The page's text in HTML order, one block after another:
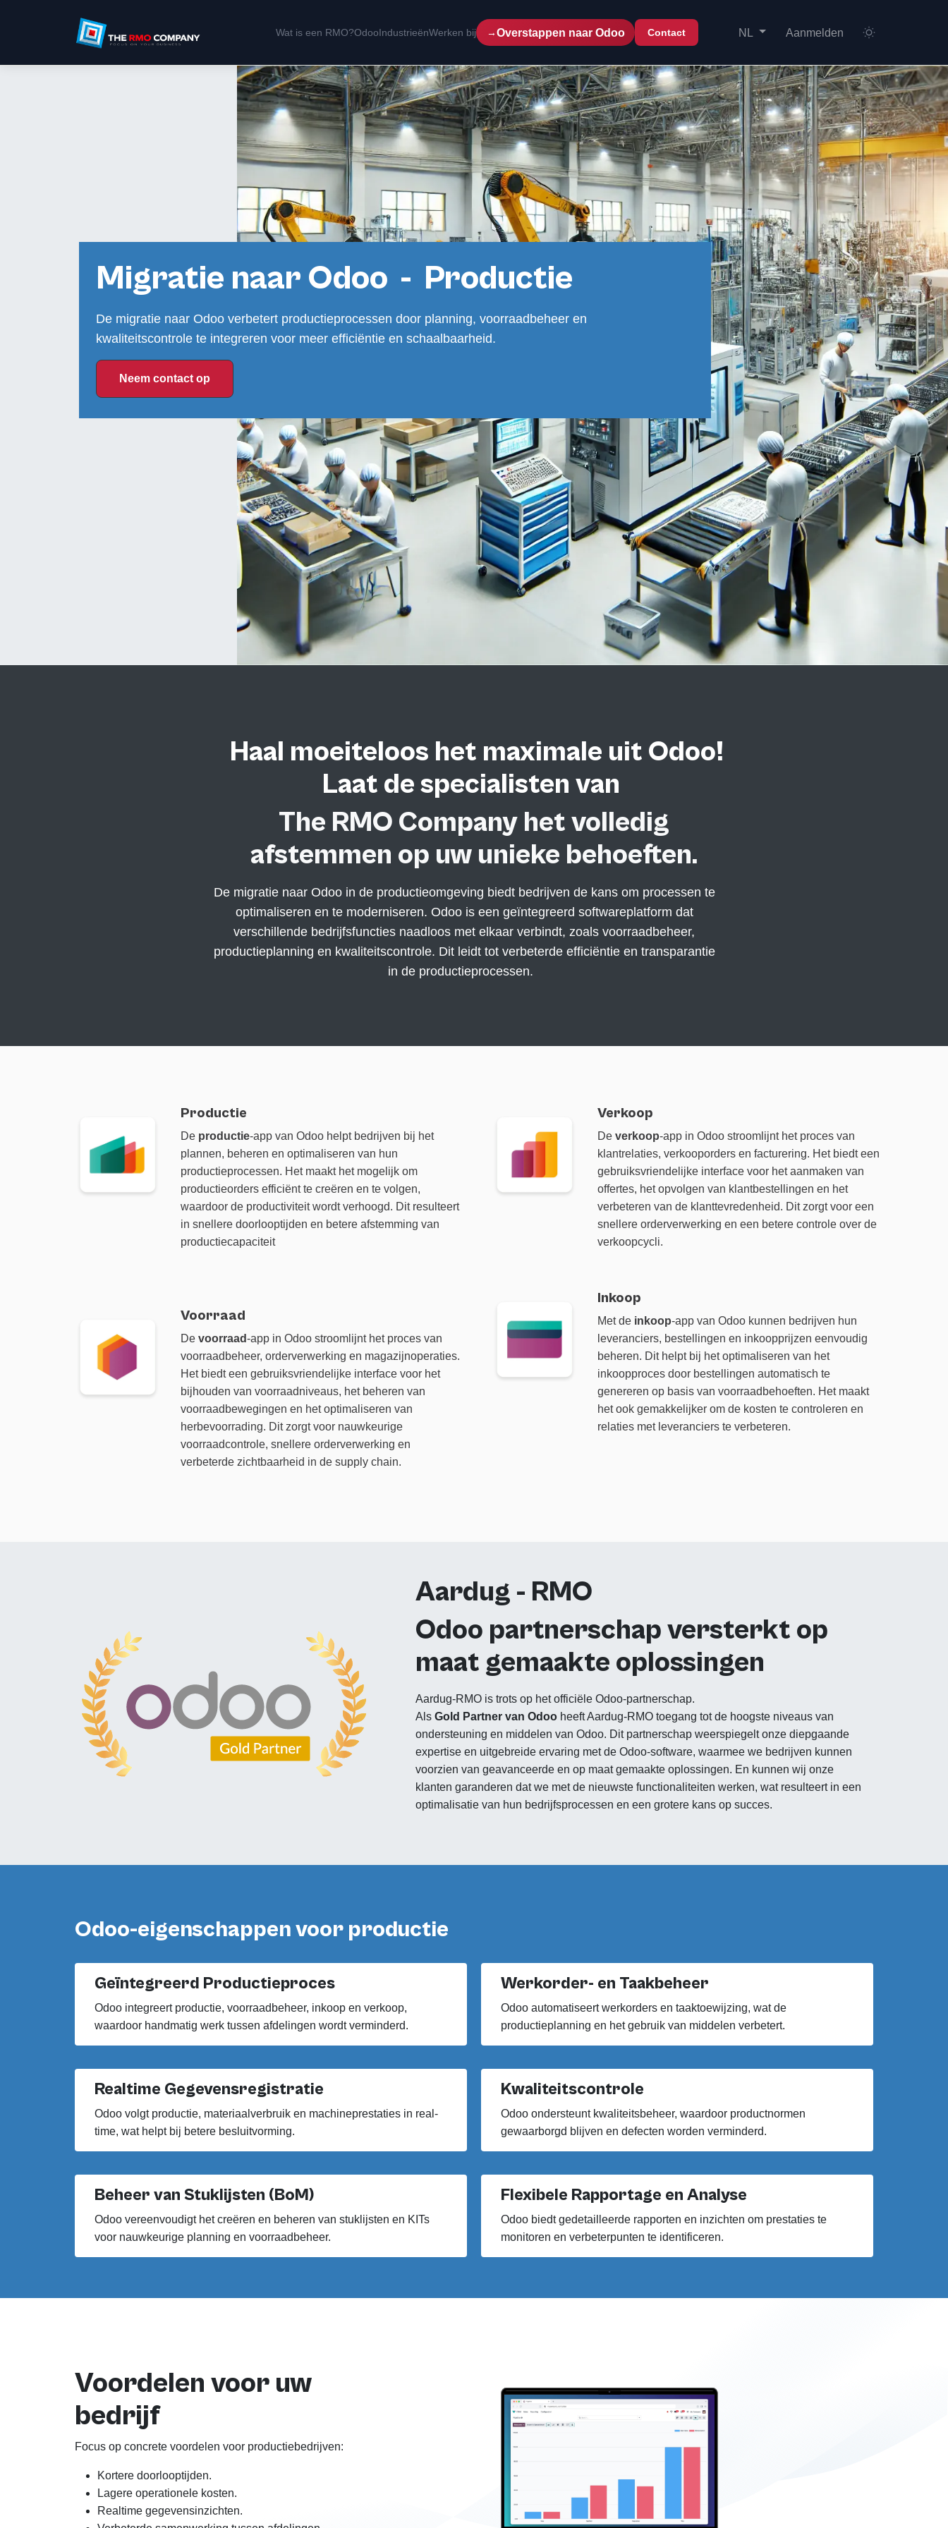
Wat is een RMO?OdooIndustrieënWerken bij Overstappen naar Odoo Contact NL Aanmelden
Migratie naar Odoo - Productie
De migratie naar Odoo verbetert productieprocessen door planning, voorraadbeheer en
kwaliteitscontrole te integreren voor meer efficiëntie en schaalbaarheid.
Neem contact op
Haal moeiteloos het maximale uit Odoo!
Laat de specialisten van
The RMO Company het volledig
afstemmen op uw unieke behoeften.
De migratie naar Odoo in de productieomgeving biedt bedrijven de kans om processen te
optimaliseren en te moderniseren. Odoo is een geïntegreerd softwareplatform dat
verschillende bedrijfsfuncties naadloos met elkaar verbindt, zoals voorraadbeheer,
productieplanning en kwaliteitscontrole. Dit leidt tot verbeterde efficiëntie en transparantie
in de productieprocessen.
Productie
De productie-app van Odoo helpt bedrijven bij het
plannen, beheren en optimaliseren van hun
productieprocessen. Het maakt het mogelijk om
productieorders efficiënt te creëren en te volgen,
waardoor de productiviteit wordt verhoogd. Dit resulteert
in snellere doorlooptijden en betere afstemming van
productiecapaciteit
Voorraad
Devoorraad-app in Odoo stroomlijnt het proces van
voorraadbeheer, orderverwerking en magazijnoperaties.
Het biedt een gebruiksvriendelijke interface voor het
bijhouden van voorraadniveaus, het beheren van
voorraadbewegingen en het optimaliseren van
herbevoorrading. Dit zorgt voor nauwkeurige
voorraadcontrole, snellere orderverwerking en
verbeterde zichtbaarheid in de supply chain.
Verkoop
Deverkoop-app in Odoo stroomlijnt het proces van
klantrelaties, verkooporders en facturering. Het biedt een
gebruiksvriendelijke interface voor het aanmaken van
offertes, het opvolgen van klantbestellingen en het
verbeteren van de klanttevredenheid. Dit zorgt voor een
snellere orderverwerking en een betere controle over de
verkoopcycli.
Inkoop
Met de inkoop-app van Odoo kunnen bedrijven hun
leveranciers, bestellingen en inkoopprijzen eenvoudig
beheren. Dit helpt bij het optimaliseren van het
inkoopproces door bestellingen automatisch te
genereren op basis van voorraadbehoeften. Het maakt
het ook gemakkelijker om de kosten te controleren en
relaties met leveranciers te verbeteren.
Aardug - RMO
Odoo partnerschap versterkt op
maat gemaakte oplossingen
Aardug-RMO is trots op het officiële Odoo-partnerschap.
Als Gold Partner van Odoo heeft Aardug-RMO toegang tot de hoogste niveaus van
ondersteuning en middelen van Odoo. Dit partnerschap weerspiegelt onze diepgaande
expertise en uitgebreide ervaring met de Odoo-software, waarmee we bedrijven kunnen
voorzien van geavanceerde en op maat gemaakte oplossingen. En kunnen wij onze
klanten garanderen dat we met de nieuwste functionaliteiten werken, wat resulteert in een
optimalisatie van hun bedrijfsprocessen en een grotere kans op succes.
Odoo-eigenschappen voor productie
Geïntegreerd Productieproces
Odoo integreert productie, voorraadbeheer, inkoop en verkoop,
waardoor handmatig werk tussen afdelingen wordt verminderd.
Werkorder- en Taakbeheer
Odoo automatiseert werkorders en taaktoewijzing, wat de
productieplanning en het gebruik van middelen verbetert.
Kwaliteitscontrole
Odoo ondersteunt kwaliteitsbeheer, waardoor productnormen
gewaarborgd blijven en defecten worden verminderd.
Realtime Gegevensregistratie
Odoo volgt productie, materiaalverbruik en machineprestaties in real-
time, wat helpt bij betere besluitvorming.
Beheer van Stuklijsten (BoM)
Odoo vereenvoudigt het creëren en beheren van stuklijsten en KITs
voor nauwkeurige planning en voorraadbeheer.
Flexibele Rapportage en Analyse
Odoo biedt gedetailleerde rapporten en inzichten om prestaties te
monitoren en verbeterpunten te identificeren.
Voordelen voor uw
bedrijf
Focus op concrete voordelen voor productiebedrijven:
Kortere doorlooptijden.
Lagere operationele kosten.
Realtime gegevensinzichten.